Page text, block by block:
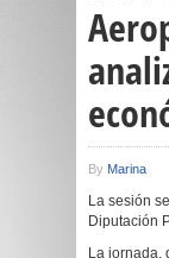
By Marina
La sesión
Diputación
La jornada,